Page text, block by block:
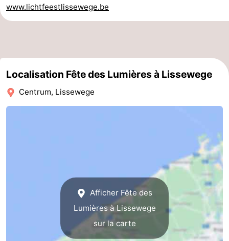
Ypres
La
côte
-
www.lichtfeestlissewege.be
Localisation Fête des Lumières à Lissewege
Centrum, Lissewege
Afficher Fête des
Lumières à Lissewege
sur la carte